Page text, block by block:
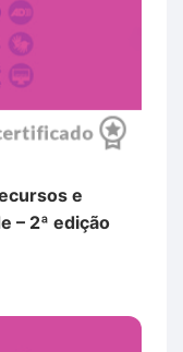
e
– 2ª edição